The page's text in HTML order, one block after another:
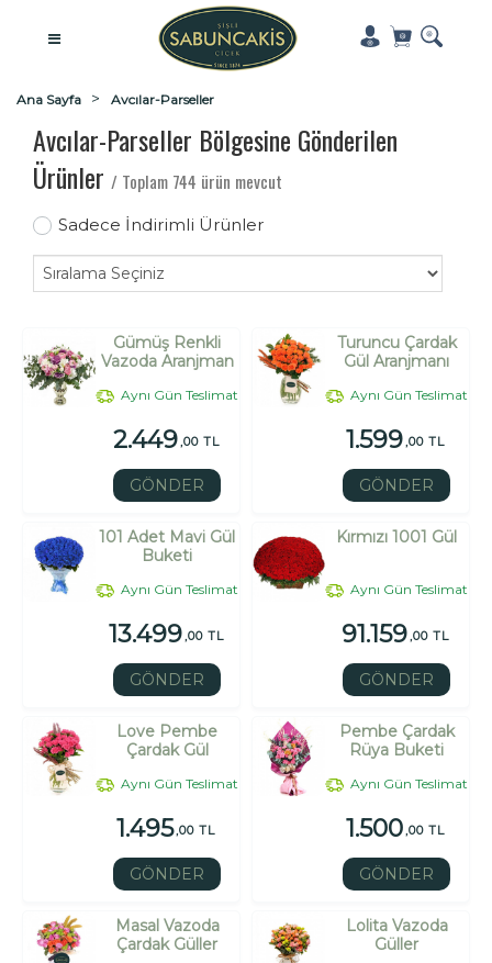
Ana Sayfa Avcılar-Parseller
Avcılar-Parseller Bölgesine Gönderilen
Ürünler / Toplam 744 ürün mevcut
Sadece İndirimli Ürünler
Gümüş Renkli
Vazoda Aranjman
Aynı Gün Teslimat
2.449,00 TL
GÖNDER
Turuncu Çardak
Gül Aranjmanı
Aynı Gün Teslimat
1.599,00 TL
GÖNDER
101 Adet Mavi Gül
Buketi
Aynı Gün Teslimat
13.499,00 TL
GÖNDER
Kırmızı 1001 Gül
Aynı Gün Teslimat
91.159,00 TL
GÖNDER
Love Pembe
Çardak Gül
Aynı Gün Teslimat
1.495,00 TL
GÖNDER
Pembe Çardak
Rüya Buketi
Aynı Gün Teslimat
1.500,00 TL
GÖNDER
Masal Vazoda
Çardak Güller
Lolita Vazoda
Güller